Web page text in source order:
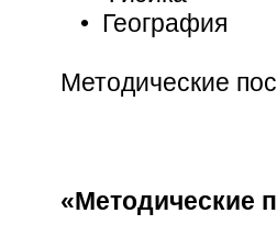
• География
Методические
«Методические